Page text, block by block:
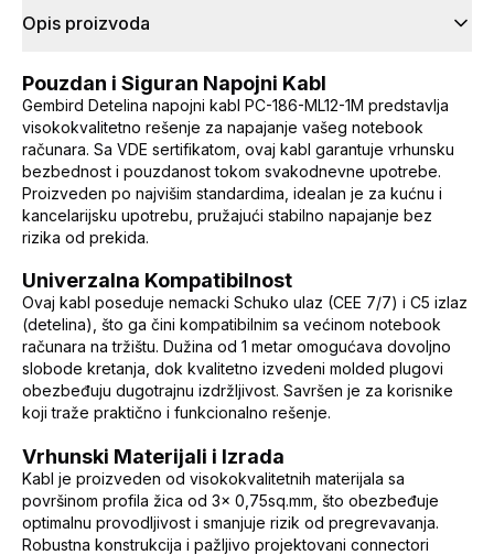
Opis proizvoda
Pouzdan i Siguran Napojni Kabl
Gembird Detelina napojni kabl PC-186-ML12-1M predstavlja
visokokvalitetno rešenje za napajanje vašeg notebook
računara. Sa VDE sertifikatom, ovaj kabl garantuje vrhunsku
bezbednost i pouzdanost tokom svakodnevne upotrebe.
Proizveden po najvišim standardima, idealan je za kućnu i
kancelarijsku upotrebu, pružajući stabilno napajanje bez
rizika od prekida.
Univerzalna Kompatibilnost
Ovaj kabl poseduje nemacki Schuko ulaz (CEE 7/7) i C5 izlaz
(detelina), što ga čini kompatibilnim sa većinom notebook
računara na tržištu. Dužina od 1 metar omogućava dovoljno
slobode kretanja, dok kvalitetno izvedeni molded plugovi
obezbeđuju dugotrajnu izdržljivost. Savršen je za korisnike
koji traže praktično i funkcionalno rešenje.
Vrhunski Materijali i Izrada
Kabl je proizveden od visokokvalitetnih materijala sa
površinom profila žica od 3x 0,75sq.mm, što obezbeđuje
optimalnu provodljivost i smanjuje rizik od pregrevavanja.
Robustna konstrukcija i pažljivo projektovani connectori